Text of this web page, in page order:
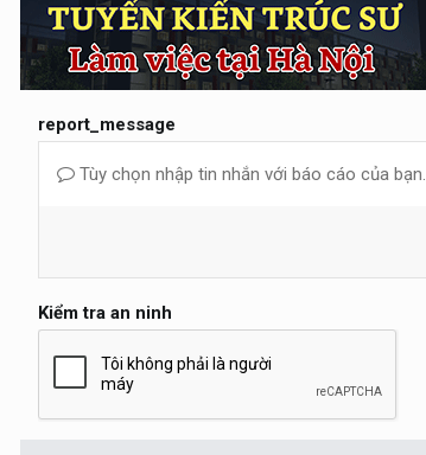
report_message
Tùy chọn nhập tin nhắn với báo cáo của bạn.
Kiểm tra an ninh